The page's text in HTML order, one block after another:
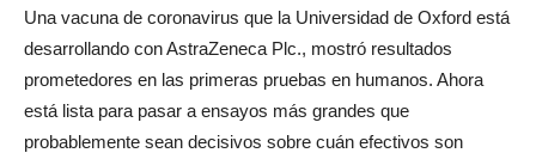
Una vacuna de coronavirus que la Universidad de Oxford está
desarrollando con AstraZeneca Plc., mostró resultados
prometedores en las primeras pruebas en humanos. Ahora
está lista para pasar a ensayos más grandes que
probablemente sean decisivos sobre cuán efectivos son